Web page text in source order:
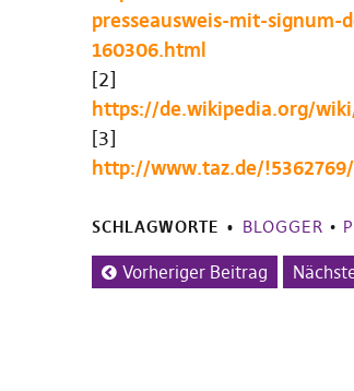
presseausweis-mit-signum-
160306.html
[2]
https://de.wikipedia.org/
[3]
http://www.taz.de/!5362769/
SCHLAGWORTE BLOGGER •
Vorheriger Beitrag